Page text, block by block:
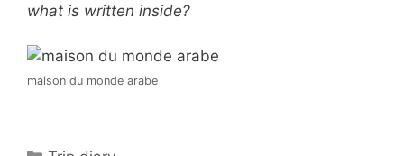
what is written inside?
maison du monde arabe